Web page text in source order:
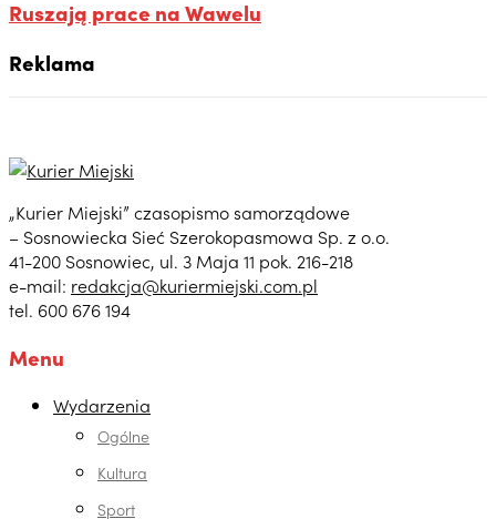
Ruszają prace na Wawelu
Reklama
„Kurier Miejski” czasopismo samorządowe
– Sosnowiecka Sieć Szerokopasmowa Sp. z o.o.
41-200 Sosnowiec, ul. 3 Maja 11 pok. 216-218
e-mail: redakcja@kuriermiejski.com.pl
tel. 600 676 194
Menu
Wydarzenia
Ogólne
Kultura
Sport